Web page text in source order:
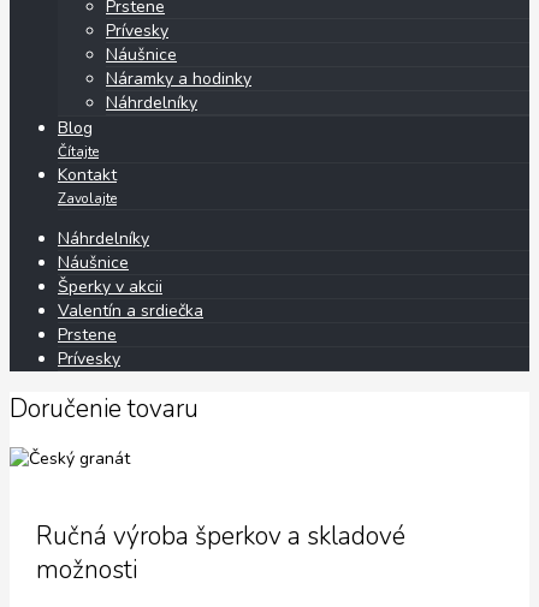
Prstene
Prívesky
Náušnice
Náramky a hodinky
Náhrdelníky
Blog
Čítajte
Kontakt
Zavolajte
Náhrdelníky
Náušnice
Šperky v akcii
Valentín a srdiečka
Prstene
Prívesky
Doručenie tovaru
Ručná výroba šperkov a skladové
možnosti